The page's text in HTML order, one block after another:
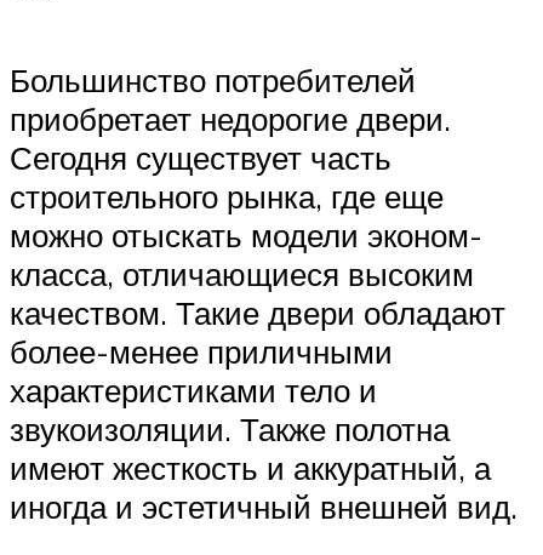
Большинство потребителей
приобретает недорогие двери.
Сегодня существует часть
строительного рынка, где еще
можно отыскать модели эконом-
класса, отличающиеся высоким
качеством. Такие двери обладают
более-менее приличными
характеристиками тело и
звукоизоляции. Также полотна
имеют жесткость и аккуратный, а
иногда и эстетичный внешней вид.